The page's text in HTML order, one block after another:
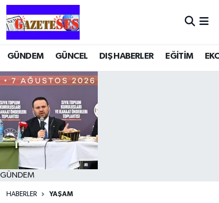
GÜNDEM GÜNCEL DIŞ HABERLER EĞİTİM
GÜNDEM
HABERLER YAŞAM